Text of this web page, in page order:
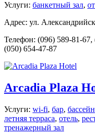
Услуги: банкетный зал,
Адрес: ул.
Телефон: (096) 589-81-
(050) 654-47-87
Arcadia Plaza
Услуги: wi-fi, бар, бассейн
летняя терраса, отель,
тренажерный зал